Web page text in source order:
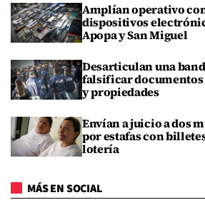
Amplían operativo
dispositivos
Apopa y San Miguel
Desarticulan una
falsificar
y propiedades
Envían a juicio a dos
por estafas con
lotería
MÁS EN SOCIAL